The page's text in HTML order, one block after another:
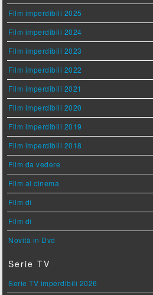
Film imperdibili 2025
Film imperdibili 2024
Film imperdibili 2023
Film imperdibili 2022
Film imperdibili 2021
Film imperdibili 2020
Film imperdibili 2019
Film imperdibili 2018
Film da vedere
Film al cinema
Film di
Film di
Novità in Dvd
Serie TV
Serie TV imperdibili 2026